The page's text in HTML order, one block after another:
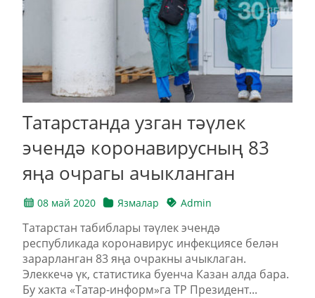
Татарстанда узган тәүлек
эчендә коронавирусның 83
яңа очрагы ачыкланган
08 май 2020 Язмалар Admin
Татарстан табиблары тәүлек эчендә
республикада коронавирус инфекциясе белән
зарарланган 83 яңа очракны ачыклаган.
Элеккечә үк, статистика буенча Казан алда бара.
Бу хакта «Татар-информ»га ТР Президент...